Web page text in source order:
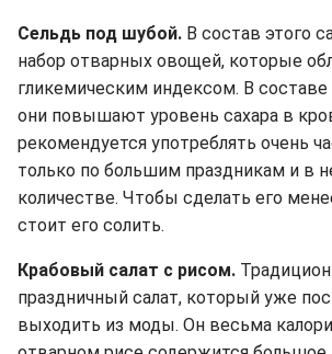
Сельдь под шубой. В состав этого
набор отварных овощей, которые
гликемическим индексом. В
они повышают уровень сахара в
рекомендуется употреблять очень
только по большим праздникам и в
количестве. Чтобы сделать его
стоит его солить.
Крабовый салат с рисом.
праздничный салат, который уже
выходить из моды. Он весьма